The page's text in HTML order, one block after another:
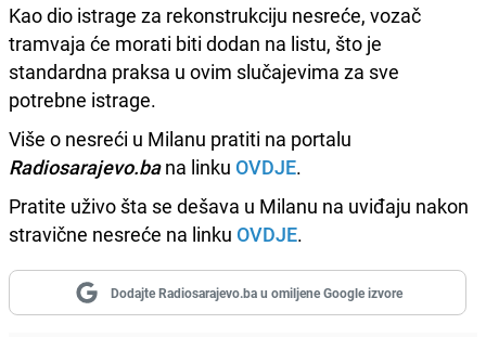
Kao dio istrage za rekonstrukciju nesreće, vozač
tramvaja će morati biti dodan na listu, što je
standardna praksa u ovim slučajevima za sve
potrebne istrage.
Više o nesreći u Milanu pratiti na portalu
Radiosarajevo.bana linku OVDJE.
Pratite uživo šta se dešava u Milanu na uviđaju nakon
stravične nesreće na linku OVDJE.
Dodajte Radiosarajevo.ba u omiljene Google izvore